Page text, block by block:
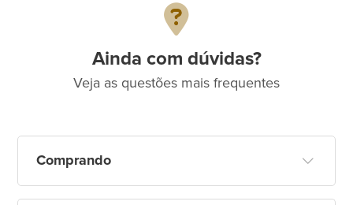
Ainda com dúvidas?
Veja as questões mais frequentes
Comprando